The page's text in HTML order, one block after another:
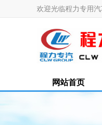
欢迎光临程力专用
网站首页